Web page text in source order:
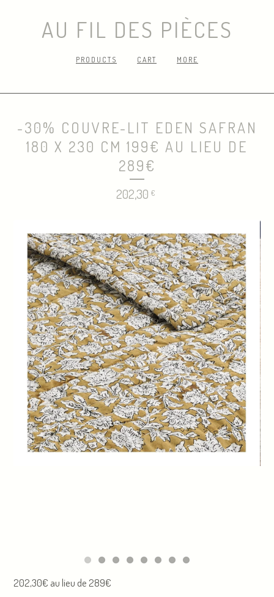
AU FIL DES PIÈCES
PRODUCTS CART MORE
-30% COUVRE-LIT EDEN SAFRAN
180 X 230 CM 199€ AU LIEU DE
289€
202,30 €
202,30€ au lieu de 289€